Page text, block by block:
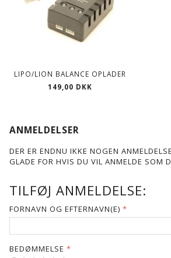
LIPO/LION BALANCE OPLADER
149,00 DKK
ANMELDELSER
DER ER ENDNU IKKE NOGEN
GLADE FOR HVIS DU VIL ANMELDE SOM
TILFØJ ANMELDELSE:
FORNAVN OG EFTERNAVN(E)
BEDØMMELSE